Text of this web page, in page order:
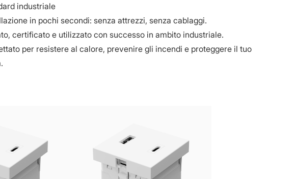
industriale
in pochi secondi: senza attrezzi, senza cablaggi.
certificato e utilizzato con successo in ambito industriale.
per resistere al calore, prevenire gli incendi e proteggere il tuo